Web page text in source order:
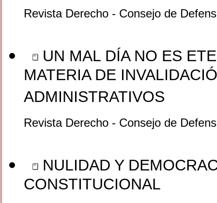
Revista Derecho - Consejo de
UN MAL DÍA NO ES
MATERIA DE
ADMINISTRATIVOS
Revista Derecho - Consejo de
NULIDAD Y
CONSTITUCIONAL